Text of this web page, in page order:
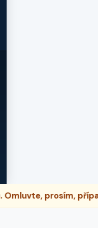
prosím, případné